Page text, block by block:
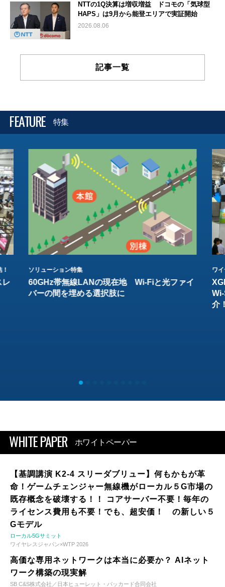
NTTの1Q決算は増収増益 ドコモの「気球型
HAPS」は9月から能登エリアで実証開始
2026.08.06
記事一覧
FEATURE 特集
レ
ソリューション特集
60GHz帯無線LANの現在地 Wi-Fiと光ファイ
バーの間を埋める選択肢に
ワ
介
WHITE PAPER ホワイトペーパー
【基調講演 K2-4 スリーダブリュー】何もかもが革
命！ゲームチェンジャー無線機がローカル５G市場の
既存概念を破壊する！！ コアサーバー不要！毎年の
ライセンス費用も不要！でも、超安価！ の新しい５
Gモデル
ローカル5Gサミット
ワイヤレスジャパン×WTP 2026
高価な専用ネットワークは本当に必要か？ AIネット
ワーク構築の現実解
SB C&S株式会社／日本ヒューレット・パッカード合同会社